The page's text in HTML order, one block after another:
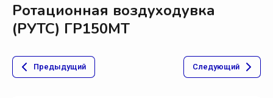
Ротационная воздуходувка
(РУТС) ГР150МТ
Предыдущий Следующий